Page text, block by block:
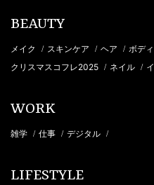
BEAUTY
メイク / スキンケア / ヘア / ボディ
クリスマスコフレ2025 / ネイル /
WORK
雑学 / 仕事 / デジタル /
LIFESTYLE